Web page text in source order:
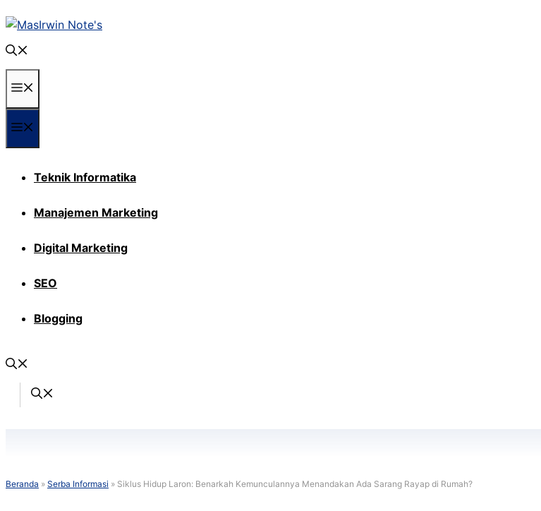
Langsung
ke
isi
Teknik Informatika
Manajemen Marketing
Digital Marketing
SEO
Blogging
Beranda » Serba Informasi » Siklus Hidup Laron: Benarkah Kemunculannya Menandakan Ada Sarang Rayap di Rumah?